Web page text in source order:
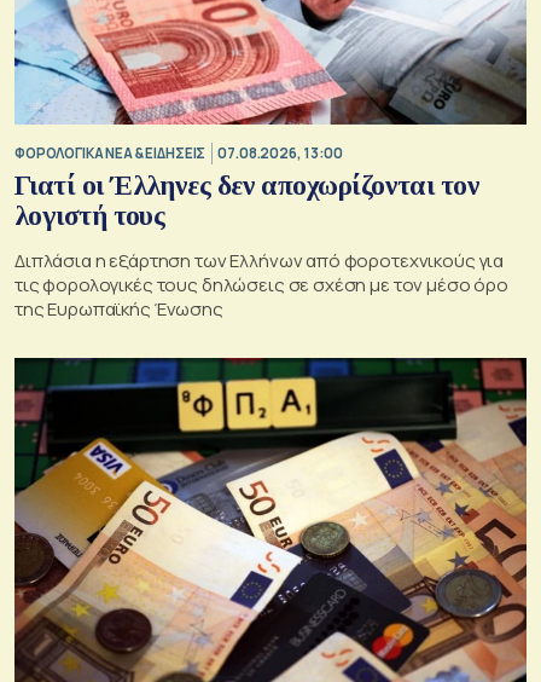
ΦΟΡΟΛΟΓΙΚΑ ΝΕΑ & EΙΔΗΣΕΙΣ 07.08.2026, 13:00
Γιατί οι Έλληνες δεν αποχωρίζονται τον
λογιστή τους
Διπλάσια η εξάρτηση των Ελλήνων από φοροτεχνικούς για
τις φορολογικές τους δηλώσεις σε σχέση με τον μέσο όρο
της Ευρωπαϊκής Ένωσης